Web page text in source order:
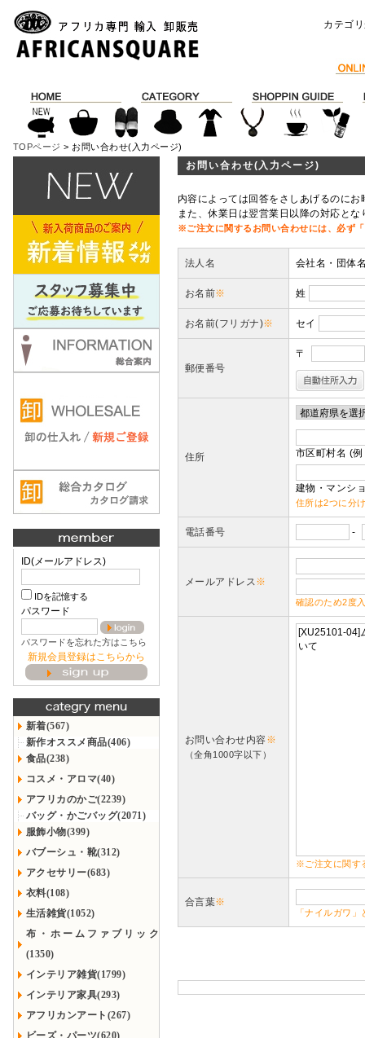
カテゴ
TOPページ > お問い合わせ(入力ページ)
ID(メールアドレス)
IDを記憶する
パスワード
パスワードを忘れた方はこちら
新規会員登録はこちらから
新着(567)
新作オススメ商品(406)
食品(238)
コスメ・アロマ(40)
アフリカのかご(2239)
バッグ・かごバッグ(2071)
服飾小物(399)
バブーシュ・靴(312)
アクセサリー(683)
衣料(108)
生活雑貨(1052)
布・ホームファブリック
(1350)
インテリア雑貨(1799)
インテリア家具(293)
アフリカンアート(267)
ビーズ・パーツ(620)
お問い合わせ(入力ページ)
内容によっては回答をさしあげるのに
また、休業日は翌営業日以降の対応と
※ご注文に関するお問い合わせには、必ず
法人名 会社名・団体
お名前※ 姓
お名前(フリガナ)※ セイ
郵便番号
〒
住所 市区町村名 (
建物・マンシ
住所は2つに分
電話番号 -
メールアドレス※
確認のため2度
お問い合わせ内容※
（全角1000字以下）
※ご注文に関す
合言葉※
「ナイルガワ